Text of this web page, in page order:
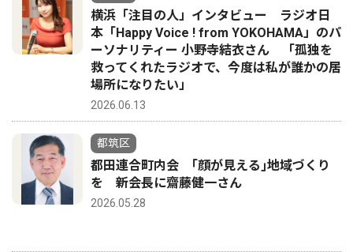
横浜「注目の人」インタビュー ラジオ日
本「Happy Voice ! from YOKOHAMA」のパ
ーソナリティー 小野寺結衣さん 「孤独を
救ってくれたラジオで、今度は私が誰かの居
場所になりたい」
2026.06.13
都筑区
都田連合町内会 ｢顔が見える｣地域づくり
を 新会長に齋藤健一さん
2026.05.28